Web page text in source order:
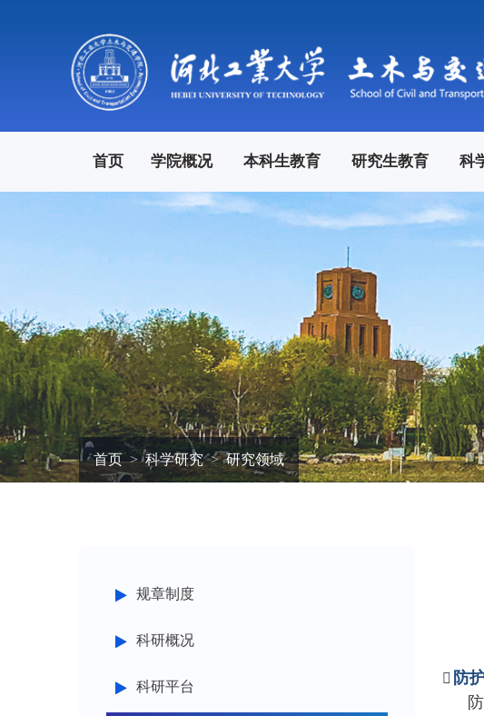
首页 学院概况 本科生教育 研究生教育 科
首页 科学研究 研究领域
规章制度
科研概况
科研平台
 防